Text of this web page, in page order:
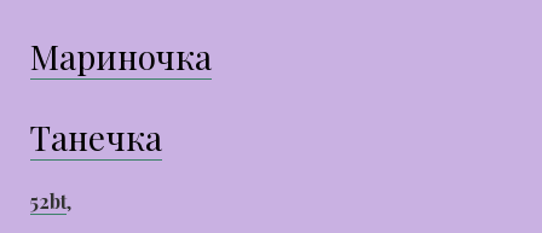
Мариночка
Танечка
52bt,